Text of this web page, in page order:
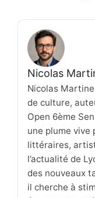
Nicolas
Nicolas
de culture,
Open 6ème
une plume vive
littéraires,
l’actualité de
des nouveaux
il cherche à